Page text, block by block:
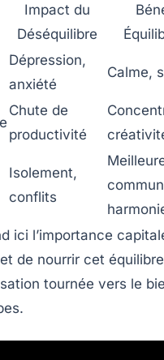
Impact du
Déséquilibre
Dépression,
anxiété
Calme,
Chute de
productivité
Isolement,
conflits
ici l’importance
de nourrir cet
tournée vers le